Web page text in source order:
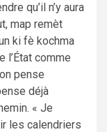
qu’il n’y aura
map remèt
ki fè kochma
l’État comme
pense
déjà
« Je
les calendriers